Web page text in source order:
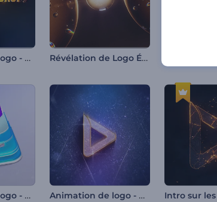
Animation de logo - Explosion de particules Révélation de Logo Éclatement de Bulles
Animation de logo - Couches superposées Animation de logo - Paillettes scintillantes